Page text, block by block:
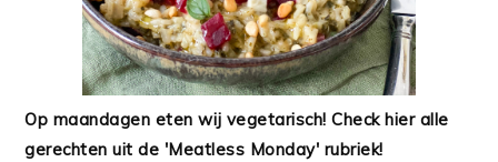
Op maandagen eten wij vegetarisch! Check hier alle
gerechten uit de 'Meatless Monday' rubriek!